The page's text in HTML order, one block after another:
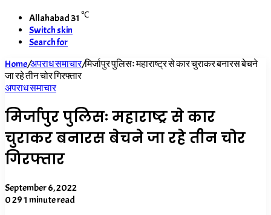
Allahabad31 ℃
Switch skin
Search for
Home/अपराध समाचार/मिर्जापुर पुलिसः महाराष्ट्र से कार चुराकर बनारस बेचने
जा रहे तीन चोर गिरफ्तार
अपराध समाचार
मिर्जापुर पुलिसः महाराष्ट्र से कार
चुराकर बनारस बेचने जा रहे तीन चोर
गिरफ्तार
September 6, 2022
0291 minute read